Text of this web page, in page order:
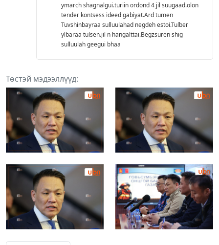
ymarch shagnalgui.turiin ordond 4 jil suugaad.olon
tender kontsess ideed gabiyat.Ard tumen
Tuvshinbayraa sulluulahad negdeh estoi.Tulber
ylbaraa tulsen.jil n hangalttai.Begzsuren shig
sulluulah geegui bhaa
Төстэй мэдээллүүд: